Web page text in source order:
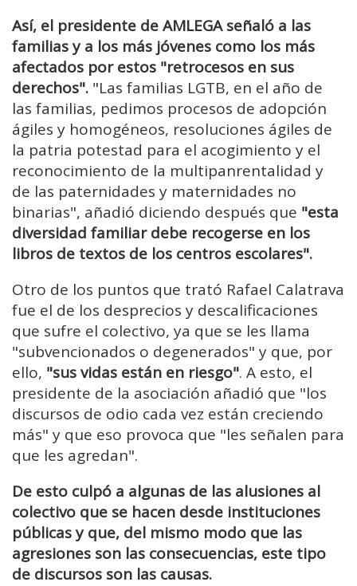
Así, el presidente de AMLEGA señaló a las
familias y a los más jóvenes como los más
afectados por estos "retrocesos en sus
derechos". "Las familias LGTB, en el año de
las familias, pedimos procesos de adopción
ágiles y homogéneos, resoluciones ágiles de
la patria potestad para el acogimiento y el
reconocimiento de la multipanrentalidad y
de las paternidades y maternidades no
binarias", añadió diciendo después que "esta
diversidad familiar debe recogerse en los
libros de textos de los centros escolares".
Otro de los puntos que trató Rafael Calatrava
fue el de los desprecios y descalificaciones
que sufre el colectivo, ya que se les llama
"subvencionados o degenerados" y que, por
ello, "sus vidas están en riesgo". A esto, el
presidente de la asociación añadió que "los
discursos de odio cada vez están creciendo
más" y que eso provoca que "les señalen para
que les agredan".
De esto culpó a algunas de las alusiones al
colectivo que se hacen desde instituciones
públicas y que, del mismo modo que las
agresiones son las consecuencias, este tipo
de discursos son las causas.